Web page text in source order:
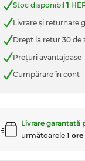
Stoc disponibil1
Livrare şi returnare
Drept la retur 30 de
Preţuri avantajoase
Cumpărare în cont
Livrare garantată
următoarele1